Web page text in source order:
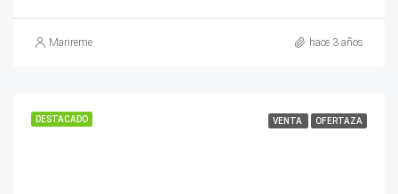
Marireme hace 3 años
DESTACADO VENTA OFERTAZA